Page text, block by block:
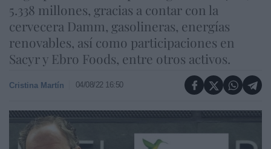
5.338 millones, gracias a contar con la
cervecera Damm, gasolineras, energías
renovables, así como participaciones en
Sacyr y Ebro Foods, entre otros activos.
Cristina Martín 04/08/22 16:50